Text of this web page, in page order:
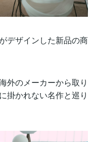
デザインした新品の商
外のメーカーから取り
掛かれない名作と巡り